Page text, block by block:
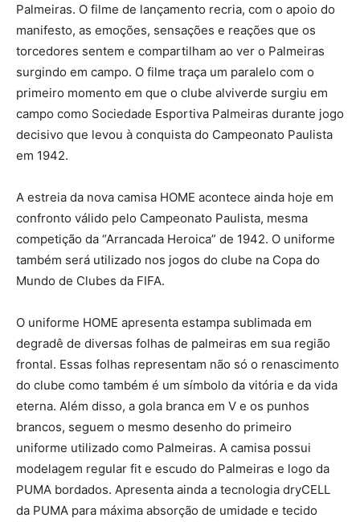
Palmeiras. O filme de lançamento recria, com o apoio do
manifesto, as emoções, sensações e reações que os
torcedores sentem e compartilham ao ver o Palmeiras
surgindo em campo. O filme traça um paralelo com o
primeiro momento em que o clube alviverde surgiu em
campo como Sociedade Esportiva Palmeiras durante jogo
decisivo que levou à conquista do Campeonato Paulista
em 1942.
A estreia da nova camisa HOME acontece ainda hoje em
confronto válido pelo Campeonato Paulista, mesma
competição da “Arrancada Heroica” de 1942. O uniforme
também será utilizado nos jogos do clube na Copa do
Mundo de Clubes da FIFA.
O uniforme HOME apresenta estampa sublimada em
degradê de diversas folhas de palmeiras em sua região
frontal. Essas folhas representam não só o renascimento
do clube como também é um símbolo da vitória e da vida
eterna. Além disso, a gola branca em V e os punhos
brancos, seguem o mesmo desenho do primeiro
uniforme utilizado como Palmeiras. A camisa possui
modelagem regular fit e escudo do Palmeiras e logo da
PUMA bordados. Apresenta ainda a tecnologia dryCELL
da PUMA para máxima absorção de umidade e tecido